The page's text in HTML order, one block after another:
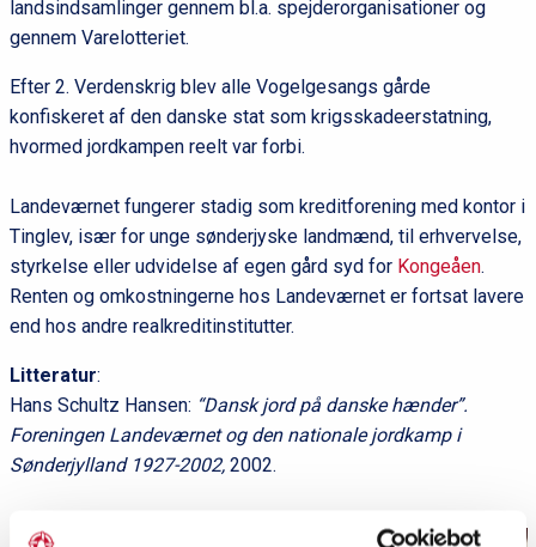
landsindsamlinger gennem bl.a. spejderorganisationer og
gennem Varelotteriet.
Efter 2. Verdenskrig blev alle Vogelgesangs gårde
konfiskeret af den danske stat som krigsskadeerstatning,
hvormed jordkampen reelt var forbi.
Landeværnet fungerer stadig som kreditforening med kontor i
Tinglev, især for unge sønderjyske landmænd, til erhvervelse,
styrkelse eller udvidelse af egen gård syd for Kongeåen.
Renten og omkostningerne hos Landeværnet er fortsat lavere
end hos andre realkreditinstitutter.
Litteratur:
Hans Schultz Hansen: “Dansk jord på danske hænder”.
Foreningen Landeværnet og den nationale jordkamp i
Sønderjylland 1927-2002, 2002.